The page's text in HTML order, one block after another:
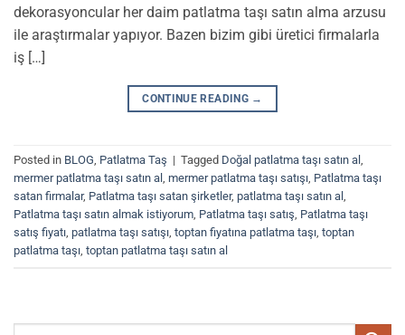
dekorasyoncular her daim patlatma taşı satın alma arzusu
ile araştırmalar yapıyor. Bazen bizim gibi üretici firmalarla
iş […]
CONTINUE READING →
Posted in BLOG, Patlatma Taş | Tagged Doğal patlatma taşı satın al ,
mermer patlatma taşı satın al , mermer patlatma taşı satışı, Patlatma taşı
satan firmalar, Patlatma taşı satan şirketler, patlatma taşı satın al ,
Patlatma taşı satın almak istiyorum, Patlatma taşı satış, Patlatma taşı
satış fiyatı, patlatma taşı satışı, toptan fiyatına patlatma taşı, toptan
patlatma taşı, toptan patlatma taşı satın al